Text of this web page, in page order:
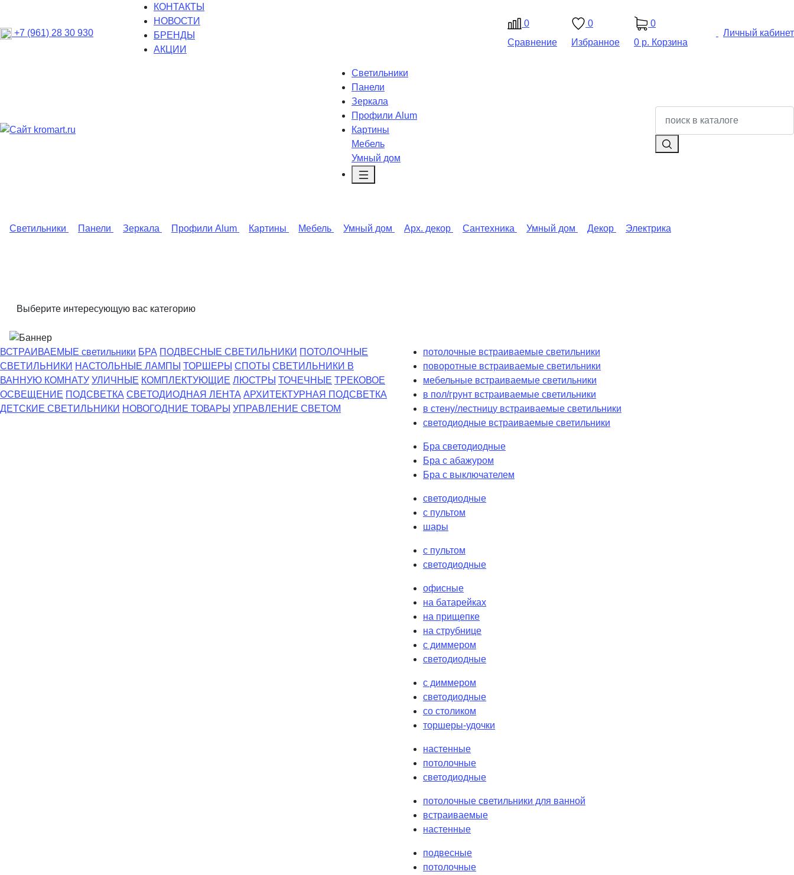
+7 (961) 28 30 930
КОНТАКТЫ
НОВОСТИ
БРЕНДЫ
АКЦИИ
0
Сравнение
0
Избранное
0
0 р. Корзина
Личный кабинет
Светильники
Панели
Зеркала
Профили Alum
Картины
Мебель
Умный дом
Светильники Панели Зеркала Профили Alum Картины Мебель Умный дом Арх. декор Сантехника Умный дом Декор Электрика
Выберите интересующую вас категорию
ВСТРАИВАЕМЫЕ светильники БРА ПОДВЕСНЫЕ СВЕТИЛЬНИКИ ПОТОЛОЧНЫЕ
СВЕТИЛЬНИКИ НАСТОЛЬНЫЕ ЛАМПЫ ТОРШЕРЫ СПОТЫ СВЕТИЛЬНИКИ В
ВАННУЮ КОМНАТУ УЛИЧНЫЕ КОМПЛЕКТУЮЩИЕ ЛЮСТРЫ ТОЧЕЧНЫЕ ТРЕКОВОЕ
ОСВЕЩЕНИЕ ПОДСВЕТКА СВЕТОДИОДНАЯ ЛЕНТА АРХИТЕКТУРНАЯ ПОДСВЕТКА
ДЕТСКИЕ СВЕТИЛЬНИКИ НОВОГОДНИЕ ТОВАРЫ УПРАВЛЕНИЕ СВЕТОМ
потолочные встраиваемые светильники
поворотные встраиваемые светильники
мебельные встраиваемые светильники
в пол/грунт встраиваемые светильники
в стену/лестницу встраиваемые светильники
светодиодные встраиваемые светильники
Бра светодиодные
Бра с абажуром
Бра с выключателем
светодиодные
с пультом
шары
с пультом
светодиодные
офисные
на батарейках
на прищепке
на струбнице
с диммером
светодиодные
с диммером
светодиодные
со столиком
торшеры-удочки
настенные
потолочные
светодиодные
потолочные светильники для ванной
встраиваемые
настенные
подвесные
потолочные